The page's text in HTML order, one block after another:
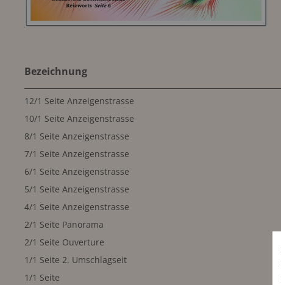
Bezeichnung
12/1 Seite Anzeigenstrasse
10/1 Seite Anzeigenstrasse
8/1 Seite Anzeigenstrasse
7/1 Seite Anzeigenstrasse
6/1 Seite Anzeigenstrasse
5/1 Seite Anzeigenstrasse
4/1 Seite Anzeigenstrasse
2/1 Seite Panorama
2/1 Seite Ouverture
1/1 Seite 2. Umschlagseit
1/1 Seite